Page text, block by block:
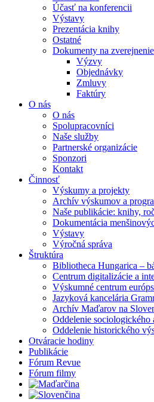
Účasť na konferencii
Výstavy
Prezentácia knihy
Ostatné
Dokumenty na zverejnenie
Výzvy
Objednávky
Zmluvy
Faktúry
O nás
O nás
Spolupracovníci
Naše služby
Partnerské organizácie
Sponzori
Kontakt
Činnosť
Výskumy a projekty
Archív výskumov a
Naše publikácie: knihy,
Dokumentácia
Výstavy
Výročná správa
Štruktúra
Bibliotheca Hungarica –
Centrum digitalizácie a
Výskumné centrum
Jazyková kancelária
Archív Maďarov na
Oddelenie sociologického
Oddelenie historického
Otváracie hodiny
Publikácie
Fórum Revue
Fórum filmy